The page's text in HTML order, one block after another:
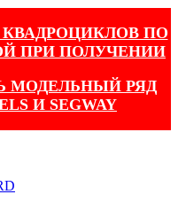
ПО
ПРИ ПОЛУЧЕНИИ
МОДЕЛЬНЫЙ РЯД
И SEGWAY